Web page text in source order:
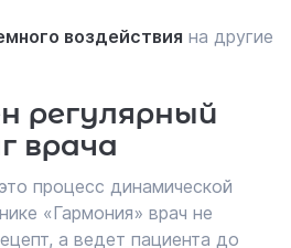
воздействия на другие
регулярный
врача
процесс динамической
«Гармония» врач не
а ведет пациента до